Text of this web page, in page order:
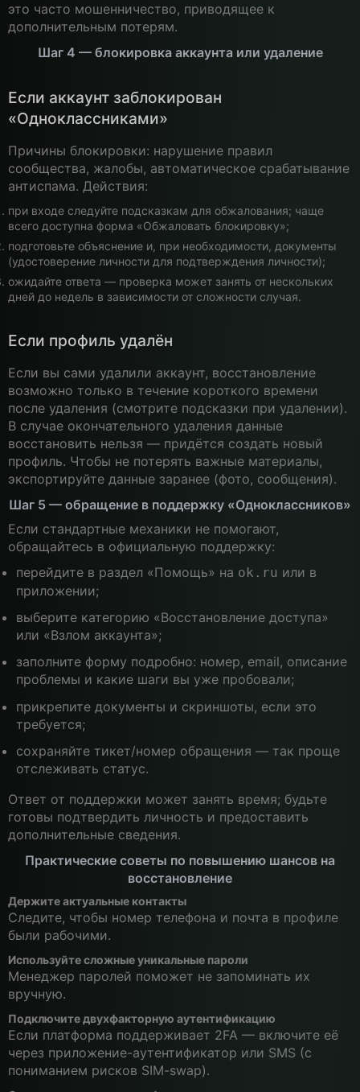
это часто мошенничество, приводящее к
дополнительным потерям.
Шаг 4 — блокировка аккаунта или удаление
Если аккаунт заблокирован
«Одноклассниками»
Причины блокировки: нарушение правил
сообщества, жалобы, автоматическое срабатывание
антиспама. Действия:
при входе следуйте подсказкам для обжалования; чаще
всего доступна форма «Обжаловать блокировку»;
подготовьте объяснение и, при необходимости, документы
(удостоверение личности для подтверждения личности);
ожидайте ответа — проверка может занять от нескольких
дней до недель в зависимости от сложности случая.
Если профиль удалён
Если вы сами удалили аккаунт, восстановление
возможно только в течение короткого времени
после удаления (смотрите подсказки при удалении).
В случае окончательного удаления данные
восстановить нельзя — придётся создать новый
профиль. Чтобы не потерять важные материалы,
экспортируйте данные заранее (фото, сообщения).
Шаг 5 — обращение в поддержку «Одноклассников»
Если стандартные механики не помогают,
обращайтесь в официальную поддержку:
перейдите в раздел «Помощь» на ok.ru или в
приложении;
выберите категорию «Восстановление доступа»
или «Взлом аккаунта»;
заполните форму подробно: номер, email, описание
проблемы и какие шаги вы уже пробовали;
прикрепите документы и скриншоты, если это
требуется;
сохраняйте тикет/номер обращения — так проще
отслеживать статус.
Ответ от поддержки может занять время; будьте
готовы подтвердить личность и предоставить
дополнительные сведения.
Практические советы по повышению шансов на
восстановление
Держите актуальные контакты
Следите, чтобы номер телефона и почта в профиле
были рабочими.
Используйте сложные уникальные пароли
Менеджер паролей поможет не запоминать их
вручную.
Подключите двухфакторную аутентификацию
Если платформа поддерживает 2FA — включите её
через приложение-аутентификатор или SMS (с
пониманием рисков SIM-swap).